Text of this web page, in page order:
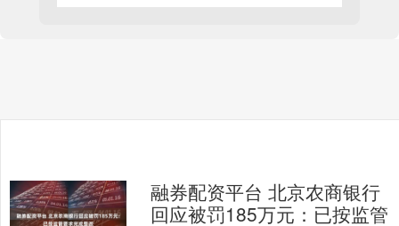
融券配资平台 北京农商银行
回应被罚185万元：已按监管